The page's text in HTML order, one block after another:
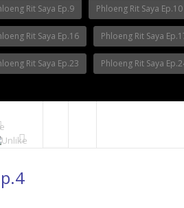
Rit Saya Ep.9 Phloeng Rit Saya Ep.10
Rit Saya Ep.16 Phloeng Rit Saya
Rit Saya Ep.23 Phloeng Rit Saya